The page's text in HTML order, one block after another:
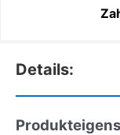
Details: